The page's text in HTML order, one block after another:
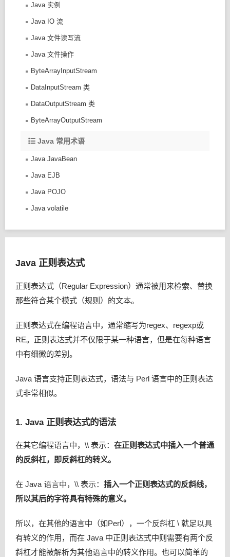
Java 实例
Java IO 流
Java 文件读写流
Java 文件操作
ByteArrayInputStream
DataInputStream 类
DataOutputStream 类
ByteArrayOutputStream
Java 常用术语
Java JavaBean
Java EJB
Java POJO
Java volatile
Java 正则表达式
正则表达式（Regular Expression）通常被用来检索、替换
那些符合某个模式（规则）的文本。
正则表达式在编程语言中，通常缩写为regex、regexp或
RE。正则表达式并不仅限于某一种语言，但是在每种语言
中有细微的差别。
Java 语言支持正则表达式，语法与 Perl 语言中的正则表达
式非常相似。
1. Java 正则表达式的语法
在其它编程语言中， \\ 表示： 在正则表达式中插入一个普通
的反斜杠，即反斜杠的转义。
在 Java 语言中， \\ 表示： 插入一个正则表达式的反斜线，
所以其后的字符具有特殊的意义。
所以，在其他的语言中（如Perl），一个反斜杠 \ 就足以具
有转义的作用，而在 Java 中正则表达式中则需要有两个反
斜杠才能被解析为其他语言中的转义作用。也可以简单的